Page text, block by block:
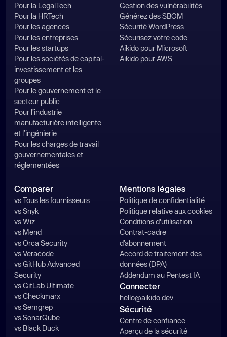
Pour la LegalTech
Pour la HRTech
Pour les agences
Pour les entreprises
Pour les startups
Pour les sociétés de capital-
investissement et les
groupes
Pour le gouvernement et le
secteur public
Pour l’industrie
manufacturière intelligente
et l’ingénierie
Pour les charges de travail
gouvernementales et
réglementées
Gestion des vulnérabilités
Générez des SBOM
Sécurité WordPress
Sécurisez votre code
Aikido pour Microsoft
Aikido pour AWS
Comparer
vs Tous les fournisseurs
vs Snyk
vs Wiz
vs Mend
vs Orca Security
vs Veracode
vs GitHub Advanced
Security
vs GitLab Ultimate
vs Checkmarx
vs Semgrep
vs SonarQube
vs Black Duck
Mentions légales
Politique de confidentialité
Politique relative aux cookies
Conditions d'utilisation
Contrat-cadre
d’abonnement
Accord de traitement des
données (DPA)
Addendum au Pentest IA
Connecter
hello@aikido.dev
Sécurité
Centre de confiance
Aperçu de la sécurité